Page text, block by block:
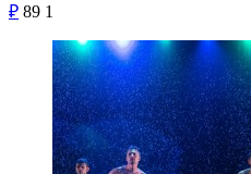
₽ 89 1